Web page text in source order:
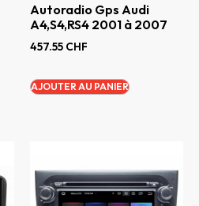
Autoradio Gps Audi
A4,S4,RS4 2001 à 2007
457.55 CHF
AJOUTER AU PANIER